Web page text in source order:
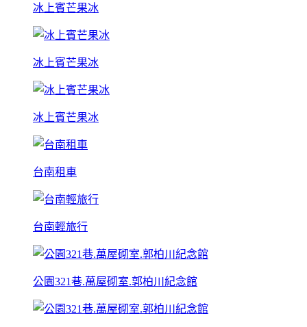
冰上賓芒果冰
冰上賓芒果冰
冰上賓芒果冰
台南租車
台南輕旅行
公園321巷.萬屋砌室.郭柏川紀念館